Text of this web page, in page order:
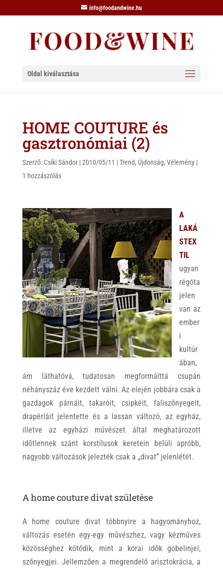
info@foodandwine.hu
Oldal kiválasztása
HOME COUTURE és
gasztronómiai (2)
Szerző: Csíki Sándor|2010/05/11 |Trend, Újdonság, Vélemény|
1 hozzászólás
A
LAKÁ
STEX
TIL
ugyan
régóta
jelen
van az
ember
i
kultúr
ában,
ám láthatóvá, tudatosan megformálttá csupán
néhányszáz éve kezdett válni. Az elején jobbára csak a
gazdagok párnáit, takaróit, csipkéit, faliszőnyegeit,
drapériáit jelentette és a lassan változó, az egyház,
illetve az egyházi művészet által meghatározott
időtlennek szánt korstílusok keretein belüli apróbb,
nagyobb változások jelezték csak a „divat” jelenlétét.
A home couture divat születése
A home couture divat többnyire a hagyományhoz,
változás esetén egy-egy művészhez, vagy kézműves
közösséghez kötődik, mint a korai idők gobelinjei,
szőnyegjei. Jellemzően a megrendelő arisztokrácia, a